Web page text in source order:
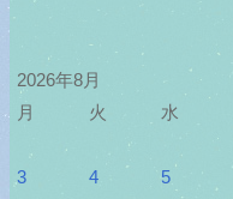
2026年8月
月
火 水
3
4 5